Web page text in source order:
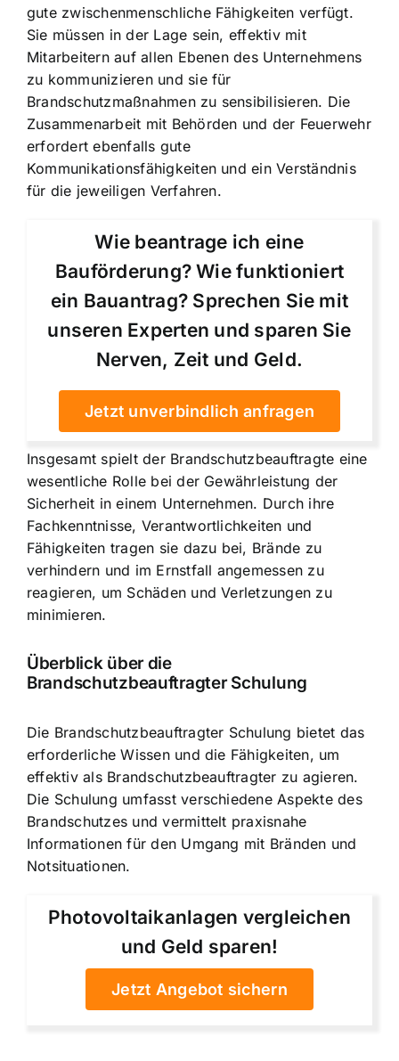
gute zwischenmenschliche Fähigkeiten verfügt.
Sie müssen in der Lage sein, effektiv mit
Mitarbeitern auf allen Ebenen des Unternehmens
zu kommunizieren und sie für
Brandschutzmaßnahmen zu sensibilisieren. Die
Zusammenarbeit mit Behörden und der Feuerwehr
erfordert ebenfalls gute
Kommunikationsfähigkeiten und ein Verständnis
für die jeweiligen Verfahren.
Wie beantrage ich eine
Bauförderung? Wie funktioniert
ein Bauantrag? Sprechen Sie mit
unseren Experten und sparen Sie
Nerven, Zeit und Geld.
Jetzt unverbindlich anfragen
Insgesamt spielt der Brandschutzbeauftragte eine
wesentliche Rolle bei der Gewährleistung der
Sicherheit in einem Unternehmen. Durch ihre
Fachkenntnisse, Verantwortlichkeiten und
Fähigkeiten tragen sie dazu bei, Brände zu
verhindern und im Ernstfall angemessen zu
reagieren, um Schäden und Verletzungen zu
minimieren.
Überblick über die
Brandschutzbeauftragter Schulung
Die Brandschutzbeauftragter Schulung bietet das
erforderliche Wissenund die Fähigkeiten, um
effektiv als Brandschutzbeauftragter zu agieren.
Die Schulung umfasst verschiedene Aspekte des
Brandschutzes und vermittelt praxisnahe
Informationen für den Umgang mit Bränden und
Notsituationen.
Photovoltaikanlagen vergleichen
und Geld sparen!
Jetzt Angebot sichern